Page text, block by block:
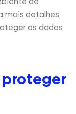
mais detalhes
os dados